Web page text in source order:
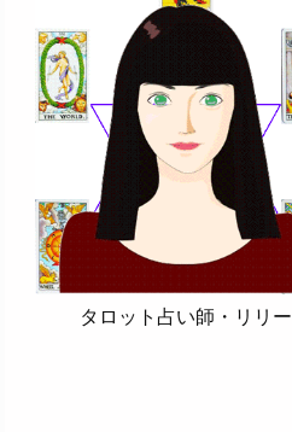
タロット占い師・リリー